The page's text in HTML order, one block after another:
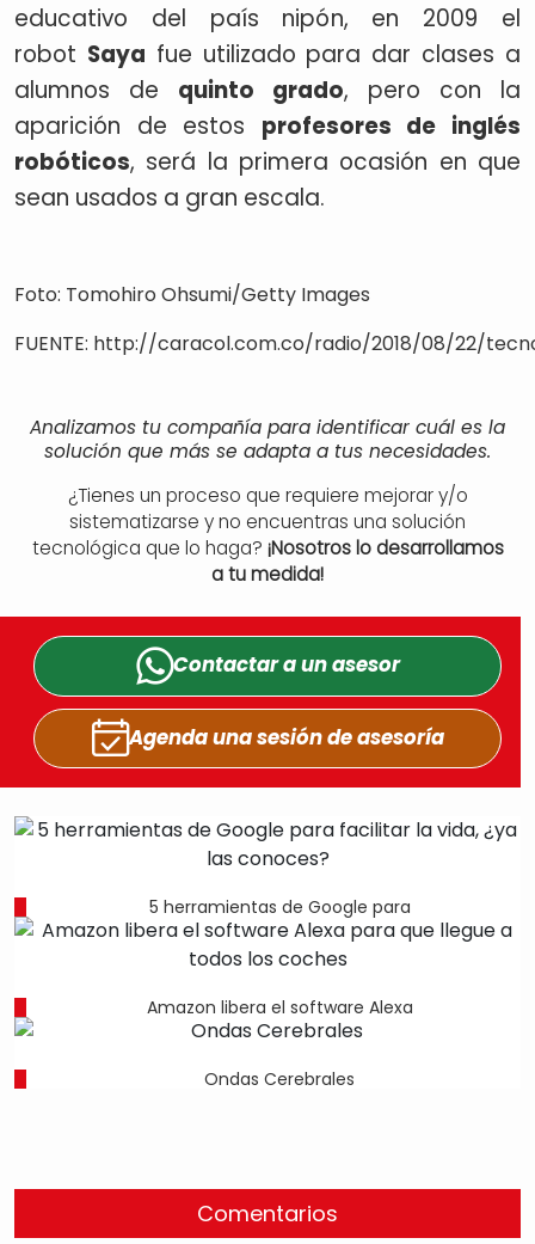
educativo del país nipón, en 2009 el
robot Saya fue utilizado para dar clases a
alumnos de quinto grado, pero con la
aparición de estos profesores de inglés
robóticos, será la primera ocasión en que
sean usados a gran escala.
Foto: Tomohiro Ohsumi/Getty Images
FUENTE: http://caracol.com.co/radio/2018/08/22/
Analizamos tu compañía para identificar cuál es la
solución que más se adapta a tus necesidades.
¿Tienes un proceso que requiere mejorar y/o
sistematizarse y no encuentras una solución
tecnológica que lo haga? ¡Nosotros lo desarrollamos
a tu medida!
Contactar a unasesor
Agenda una sesiónde asesoría
5 herramientas de Google para
Amazon libera el software Alexa
Ondas Cerebrales
Comentarios